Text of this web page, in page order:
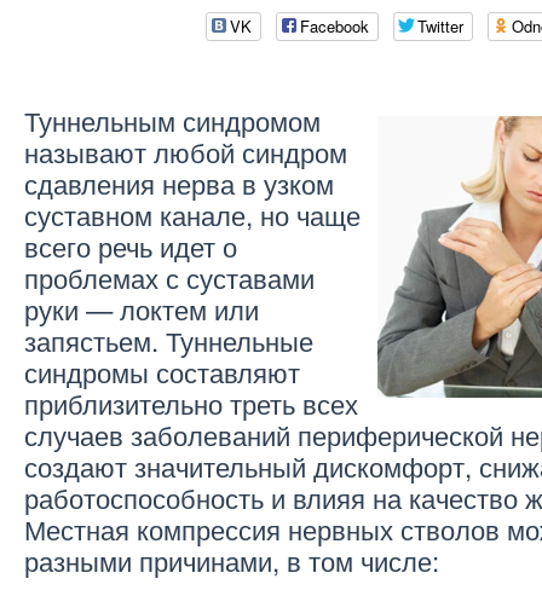
VK Facebook Twitter
Туннельным синдромом
называют любой синдром
сдавления нерва в узком
суставном канале, но чаще
всего речь идет о
проблемах с суставами
руки — локтем или
запястьем. Туннельные
синдромы составляют
приблизительно треть всех
случаев заболеваний периферической
создают значительный дискомфорт,
работоспособность и влияя на качество
Местная компрессия нервных стволов
разными причинами, в том числе: